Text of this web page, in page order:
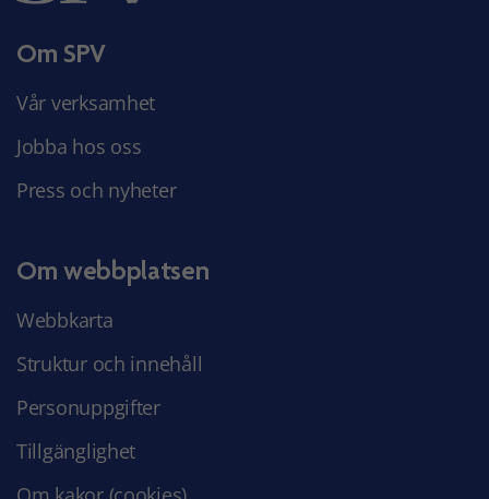
Om SPV
Vår verksamhet
Jobba hos oss
Press och nyheter
Om webbplatsen
Webbkarta
Struktur och innehåll
Personuppgifter
Tillgänglighet